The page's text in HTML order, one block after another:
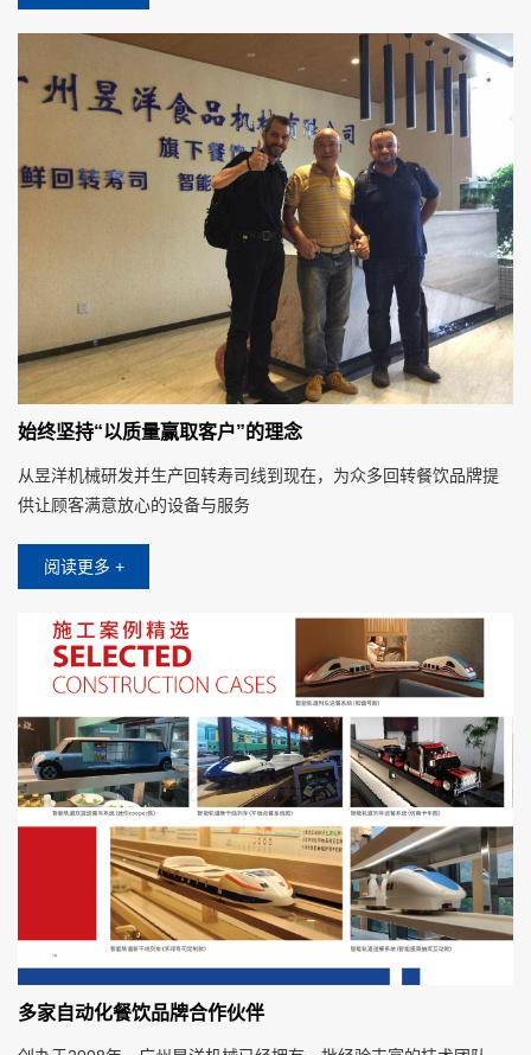
始终坚持“以质量赢取客户”的理念
从昱洋机械研发并生产回转寿司线到现在，为众多回转餐饮品牌提
供让顾客满意放心的设备与服务
阅读更多 +
多家自动化餐饮品牌合作伙伴